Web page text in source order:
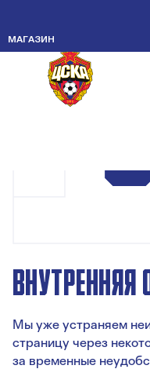
МАГАЗИН
ВНУТРЕННЯЯ
Мы уже устраняем
страницу через
за временные